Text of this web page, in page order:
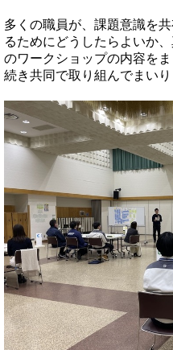
多くの職員が、課題意識を
るためにどうしたらよいか
のワークショップの内容を
続き共同で取り組んでまいり